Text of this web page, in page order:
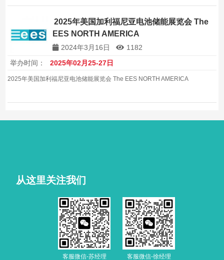
2025年美国加利福尼亚电池储能展览会 The
EES NORTH AMERICA
2024年3月16日
1182
举办时间：
2025年02月25-27日
2025年美国加利福尼亚电池储能展览会 The EES NORTH AMERICA
从这里关注我们
客服微信-苏经理 客服微信-徐经理